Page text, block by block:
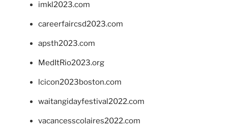
imkl2023.com
careerfaircsd2023.com
apsth2023.com
MedItRio2023.org
lcicon2023boston.com
waitangidayfestival2022.com
vacancesscolaires2022.com